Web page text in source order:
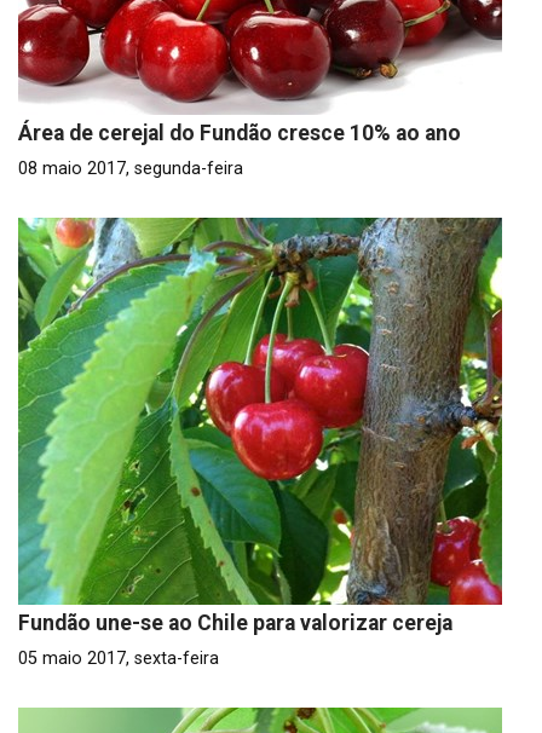
Área de cerejal do Fundão cresce 10% ao ano
08 maio 2017, segunda-feira
Fundão une-se ao Chile para valorizar cereja
05 maio 2017, sexta-feira